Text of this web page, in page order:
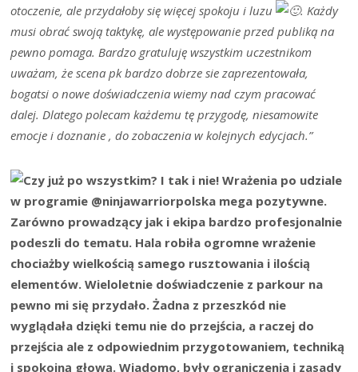
otoczenie, ale przydałoby się więcej spokoju i luzu
. Każdy
musi obrać swoją taktykę, ale występowanie przed publiką na
pewno pomaga. Bardzo gratuluję wszystkim uczestnikom
uważam, że scena pk bardzo dobrze sie zaprezentowała,
bogatsi o nowe doświadczenia wiemy nad czym pracować
dalej. Dlatego polecam każdemu tę przygodę, niesamowite
emocje i doznanie , do zobaczenia w kolejnych edycjach.”